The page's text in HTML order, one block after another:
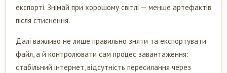
експорті. Знімай при хорошому світлі — менше артефактів
після стиснення.
Далі важливо не лише правильно зняти та експортувати
файл, а й контролювати сам процес завантаження:
стабільний інтернет, відсутність пересилання через